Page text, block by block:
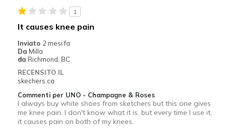
1
It causes knee pain
Inviato 2 mesi fa
Da Milla
da Richmond, BC
RECENSITO IL
skechers.ca
Commenti per UNO - Champagne & Roses
I always buy white shoes from sketchers but this one gives
me knee pain. I don't know what it is, but every time I use it,
it causes pain on both of my knees.